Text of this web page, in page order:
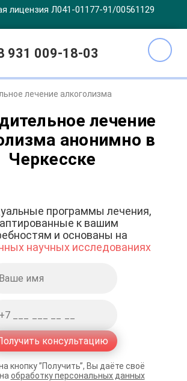
лицензия Л041-01177-91/00561129
931 009-18-03
лечение алкоголизма
лечение
анонимно в
Черкесске
программы лечения,
к вашим
и основаны на
научных исследованиях
консультацию
кнопку ”Получить”, Вы даёте своё
обработку персональных данных